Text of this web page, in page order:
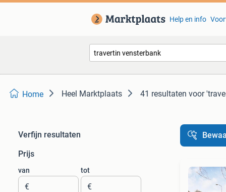
Help en info
Home Heel Marktplaats 41 resultaten voor
Verfijn resultaten
Prijs
van
€
tot
€